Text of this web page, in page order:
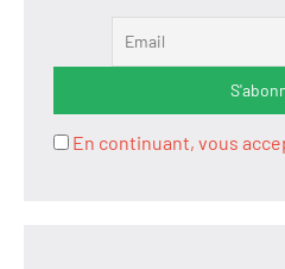
En continuant, vous